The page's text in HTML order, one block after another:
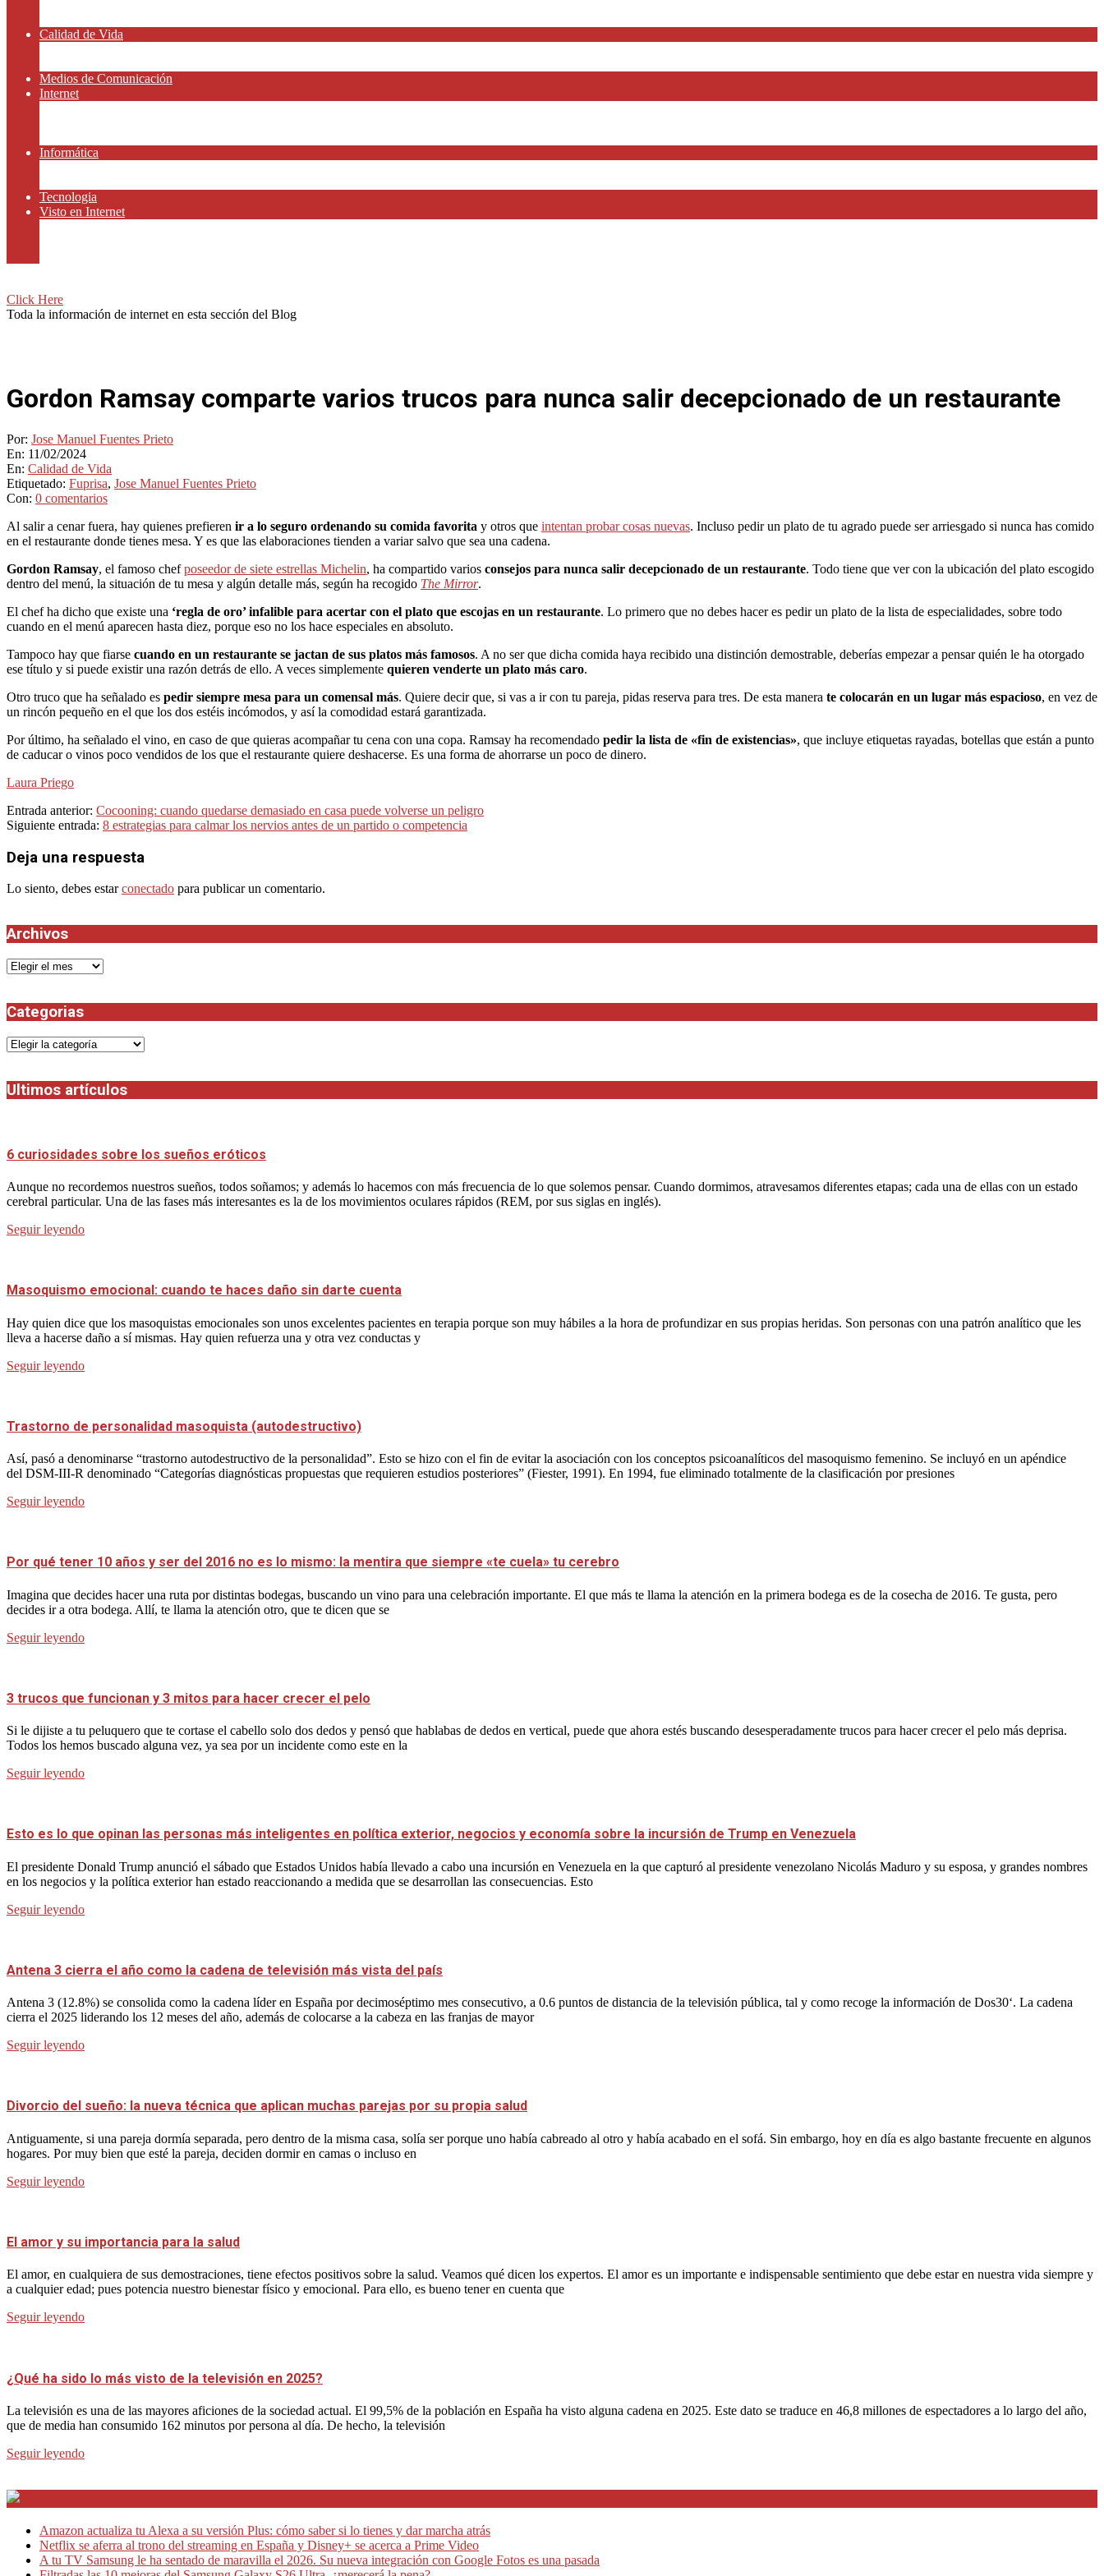
Calidad de Vida
Medios de Comunicación
Internet
Informática
Tecnologia
Visto en Internet
Click Here
Toda la información de internet en esta sección del Blog
Gordon Ramsay comparte varios trucos para nunca salir decepcionado de un restaurante
Por: Jose Manuel Fuentes Prieto
En: 11/02/2024
En: Calidad de Vida
Etiquetado: Fuprisa, Jose Manuel Fuentes Prieto
Con: 0 comentarios
Al salir a cenar fuera, hay quienes prefieren ir a lo seguro ordenando su comida favorita y otros que intentan probar cosas nuevas. Incluso pedir un plato de tu agrado puede ser arriesgado si nunca has comido
en el restaurante donde tienes mesa. Y es que las elaboraciones tienden a variar salvo que sea una cadena.
Gordon Ramsay, el famoso chefposeedor de siete estrellas Michelin, ha compartido varios consejos para nunca salir decepcionado de un restaurante. Todo tiene que ver con la ubicación del plato escogido
dentro del menú, la situación de tu mesa y algún detalle más, según ha recogido The Mirror.
El chef ha dicho que existe una ‘regla de oro’ infalible para acertar con el plato que escojas en un restaurante. Lo primero que no debes hacer es pedir un plato de la lista de especialidades, sobre todo
cuando en el menú aparecen hasta diez, porque eso no los hace especiales en absoluto.
Tampoco hay que fiarse cuando en un restaurante se jactan de sus platos más famosos. A no ser que dicha comida haya recibido una distinción demostrable, deberías empezar a pensar quién le ha otorgado
ese título y si puede existir una razón detrás de ello. A veces simplemente quieren venderte un plato más caro.
Otro truco que ha señalado es pedir siempre mesa para un comensal más. Quiere decir que, si vas a ir con tu pareja, pidas reserva para tres. De esta manera te colocarán en un lugar más espacioso, en vez de
un rincón pequeño en el que los dos estéis incómodos, y así la comodidad estará garantizada.
Por último, ha señalado el vino, en caso de que quieras acompañar tu cena con una copa. Ramsay ha recomendado pedir la lista de «fin de existencias», que incluye etiquetas rayadas, botellas que están a punto
de caducar o vinos poco vendidos de los que el restaurante quiere deshacerse. Es una forma de ahorrarse un poco de dinero.
Laura Priego
2024-
02-
Entrada anterior: Cocooning: cuando quedarse demasiado en casa puede volverse un peligro
Siguiente entrada: 8 estrategias para calmar los nervios antes de un partido o competencia
Deja una respuesta
Lo siento, debes estarconectado para publicar un comentario.
Archivos
Archivos
Categorias
Categorias
Ultimos artículos
6 curiosidades sobre los sueños eróticos
Aunque no recordemos nuestros sueños, todos soñamos; y además lo hacemos con más frecuencia de lo que solemos pensar. Cuando dormimos, atravesamos diferentes etapas; cada una de ellas con un estado
cerebral particular. Una de las fases más interesantes es la de los movimientos oculares rápidos (REM, por sus siglas en inglés).
Seguir leyendo
Masoquismo emocional: cuando te haces daño sin darte cuenta
Hay quien dice que los masoquistas emocionales son unos excelentes pacientes en terapia porque son muy hábiles a la hora de profundizar en sus propias heridas. Son personas con una patrón analítico que les
lleva a hacerse daño a sí mismas. Hay quien refuerza una y otra vez conductas y
Seguir leyendo
Trastorno de personalidad masoquista (autodestructivo)
Así, pasó a denominarse “trastorno autodestructivo de la personalidad”. Esto se hizo con el fin de evitar la asociación con los conceptos psicoanalíticos del masoquismo femenino. Se incluyó en un apéndice
del DSM-III-R denominado “Categorías diagnósticas propuestas que requieren estudios posteriores” (Fiester, 1991). En 1994, fue eliminado totalmente de la clasificación por presiones
Seguir leyendo
Por qué tener 10 años y ser del 2016 no es lo mismo: la mentira que siempre «te cuela» tu cerebro
Imagina que decides hacer una ruta por distintas bodegas, buscando un vino para una celebración importante. El que más te llama la atención en la primera bodega es de la cosecha de 2016. Te gusta, pero
decides ir a otra bodega. Allí, te llama la atención otro, que te dicen que se
Seguir leyendo
3 trucos que funcionan y 3 mitos para hacer crecer el pelo
Si le dijiste a tu peluquero que te cortase el cabello solo dos dedos y pensó que hablabas de dedos en vertical, puede que ahora estés buscando desesperadamente trucos para hacer crecer el pelo más deprisa.
Todos los hemos buscado alguna vez, ya sea por un incidente como este en la
Seguir leyendo
Esto es lo que opinan las personas más inteligentes en política exterior, negocios y economía sobre la incursión de Trump en Venezuela
El presidente Donald Trump anunció el sábado que Estados Unidos había llevado a cabo una incursión en Venezuela en la que capturó al presidente venezolano Nicolás Maduro y su esposa, y grandes nombres
en los negocios y la política exterior han estado reaccionando a medida que se desarrollan las consecuencias. Esto
Seguir leyendo
Antena 3 cierra el año como la cadena de televisión más vista del país
Antena 3 (12.8%) se consolida como la cadena líder en España por decimoséptimo mes consecutivo, a 0.6 puntos de distancia de la televisión pública, tal y como recoge la información de Dos30‘. La cadena
cierra el 2025 liderando los 12 meses del año, además de colocarse a la cabeza en las franjas de mayor
Seguir leyendo
Divorcio del sueño: la nueva técnica que aplican muchas parejas por su propia salud
Antiguamente, si una pareja dormía separada, pero dentro de la misma casa, solía ser porque uno había cabreado al otro y había acabado en el sofá. Sin embargo, hoy en día es algo bastante frecuente en algunos
hogares. Por muy bien que esté la pareja, deciden dormir en camas o incluso en
Seguir leyendo
El amor y su importancia para la salud
El amor, en cualquiera de sus demostraciones, tiene efectos positivos sobre la salud. Veamos qué dicen los expertos. El amor es un importante e indispensable sentimiento que debe estar en nuestra vida siempre y
a cualquier edad; pues potencia nuestro bienestar físico y emocional. Para ello, es bueno tener en cuenta que
Seguir leyendo
¿Qué ha sido lo más visto de la televisión en 2025?
La televisión es una de las mayores aficiones de la sociedad actual. El 99,5% de la población en España ha visto alguna cadena en 2025. Este dato se traduce en 46,8 millones de espectadores a lo largo del año,
que de media han consumido 162 minutos por persona al día. De hecho, la televisión
Seguir leyendo
Amazon actualiza tu Alexa a su versión Plus: cómo saber si lo tienes y dar marcha atrás
Netflix se aferra al trono del streaming en España y Disney+ se acerca a Prime Video
A tu TV Samsung le ha sentado de maravilla el 2026. Su nueva integración con Google Fotos es una pasada